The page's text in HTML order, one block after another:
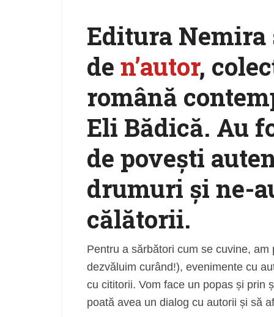
Editura Nemira
de n’autor,
română
Eli Bădică. Au
de povești
drumuri și ne-
călătorii.
Pentru a sărbători cum se cuvine,
dezvăluim curând!), evenimente cu
cu cititorii. Vom face un popas și prin
poată avea un dialog cu autorii și să